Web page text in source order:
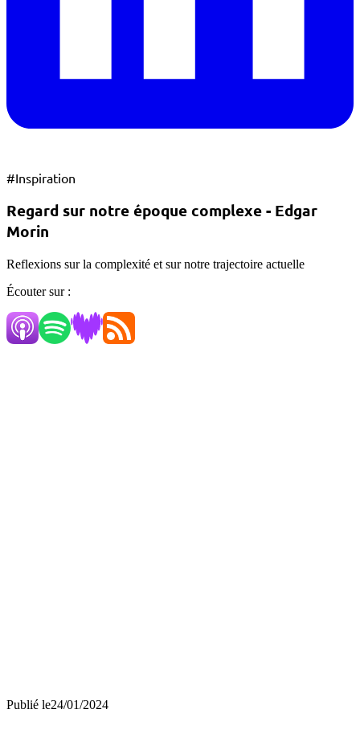
#Inspiration
Regard sur notre époque complexe - Edgar
Morin
Reflexions sur la complexité et sur notre trajectoire actuelle
Écouter sur :
Publié le24/01/2024